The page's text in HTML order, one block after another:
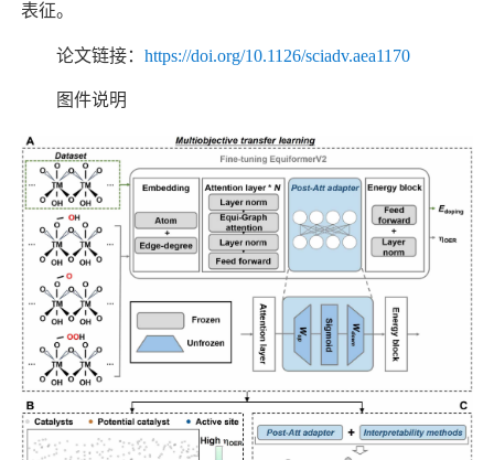
表征。
论文链接： https://doi.org/10.1126/sciadv.aea1170
图件说明